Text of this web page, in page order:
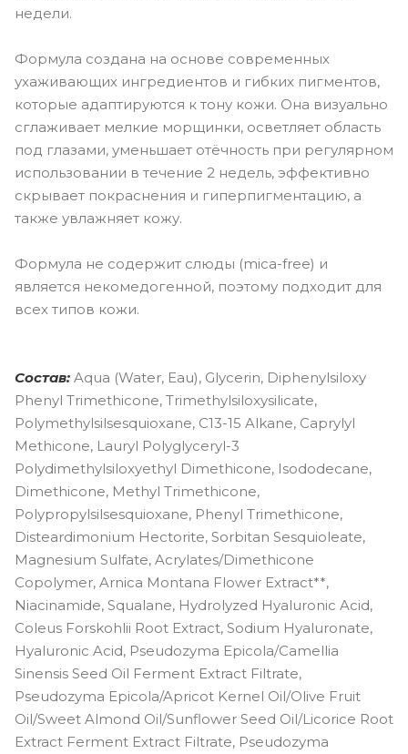
недели.
Формула создана на основе современных
ухаживающих ингредиентов и гибких пигментов,
которые адаптируются к тону кожи. Она визуально
сглаживает мелкие морщинки, осветляет область
под глазами, уменьшает отёчность при регулярном
использовании в течение 2 недель, эффективно
скрывает покраснения и гиперпигментацию, а
также увлажняет кожу.
Формула не содержит слюды (mica-free) и
является некомедогенной, поэтому подходит для
всех типов кожи.
Состав: Aqua (Water, Eau), Glycerin, Diphenylsiloxy
Phenyl Trimethicone, Trimethylsiloxysilicate,
Polymethylsilsesquioxane, C13-15 Alkane, Caprylyl
Methicone, Lauryl Polyglyceryl-3
Polydimethylsiloxyethyl Dimethicone, Isododecane,
Dimethicone, Methyl Trimethicone,
Polypropylsilsesquioxane, Phenyl Trimethicone,
Disteardimonium Hectorite, Sorbitan Sesquioleate,
Magnesium Sulfate, Acrylates/Dimethicone
Copolymer, Arnica Montana Flower Extract**,
Niacinamide, Squalane, Hydrolyzed Hyaluronic Acid,
Coleus Forskohlii Root Extract, Sodium Hyaluronate,
Hyaluronic Acid, Pseudozyma Epicola/Camellia
Sinensis Seed Oil Ferment Extract Filtrate,
Pseudozyma Epicola/Apricot Kernel Oil/Olive Fruit
Oil/Sweet Almond Oil/Sunflower Seed Oil/Licorice Root
Extract Ferment Extract Filtrate, Pseudozyma